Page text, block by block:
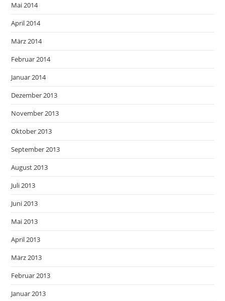
Mai 2014
April 2014
März 2014
Februar 2014
Januar 2014
Dezember 2013
November 2013
Oktober 2013
September 2013
August 2013
Juli 2013
Juni 2013
Mai 2013
April 2013
März 2013
Februar 2013
Januar 2013